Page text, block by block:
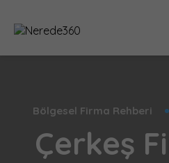
Bölgesel Firma Rehberi
Çerkeş